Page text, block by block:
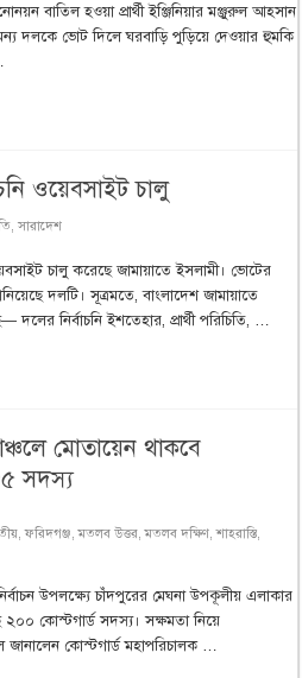
বাতিল হওয়া প্রার্থী ইঞ্জিনিয়ার মঞ্জুরুল আহসান
অন্য দলকে ভোট দিলে ঘরবাড়ি পুড়িয়ে দেওয়ার হুমকি
ওয়েবসাইট চালু
,সারাদেশ
চালু করেছে জামায়াতে ইসলামী। ভোটের
দলটি। সূত্রমতে, বাংলাদেশ জামায়াতে
দলের নির্বাচনি ইশতেহার, প্রার্থী পরিচিতি, …
মোতায়েন থাকবে
সদস্য
,ফরিদগঞ্জ ,মতলব উত্তর ,মতলব দক্ষিণ ,শাহরাস্তি
উপলক্ষ্যে চাঁদপুরের মেঘনা উপকূলীয় এলাকার
২০০ কোস্টগার্ড সদস্য। সক্ষমতা নিয়ে
জানালেন কোস্টগার্ড মহাপরিচালক …